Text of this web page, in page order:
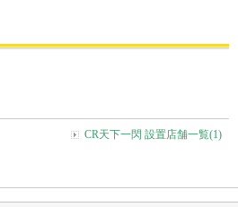
CR天下一閃 設置店舗一覧(1)